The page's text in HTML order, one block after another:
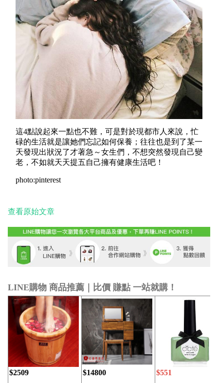
這4點說起來一點也不難，可是對於現都市人來說，忙
碌的生活就是讓她們忘記如何保養；往往也是到了某一
天發現出狀況了才著急～女生們，不想突然發現自己變
老，不如就天天提五自己擁有健康生活吧！
photo:pinterest
查看原始文章
LINE購物 商品推薦｜比價 賺點 一站就購！
$2509 $14800 $551